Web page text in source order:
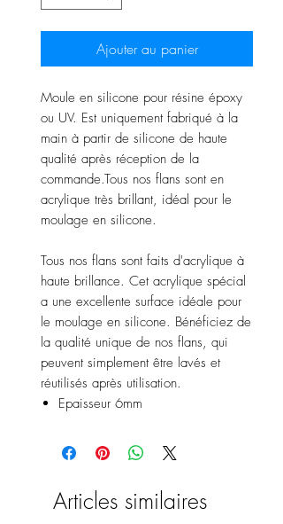
Ajouter au panier
Moule en silicone pour résine époxy
ou UV. Est uniquement fabriqué à la
main à partir de silicone de haute
qualité après réception de la
commande.Tous nos flans sont en
acrylique très brillant, idéal pour le
moulage en silicone.
Tous nos flans sont faits d'acrylique à
haute brillance. Cet acrylique spécial
a une excellente surface idéale pour
le moulage en silicone. Bénéficiez de
la qualité unique de nos flans, qui
peuvent simplement être lavés et
réutilisés après utilisation.
Epaisseur 6mm
Articles similaires